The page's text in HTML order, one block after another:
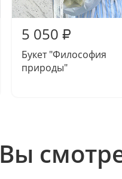
5 050 ₽
Букет "Философия
природы"
Вы